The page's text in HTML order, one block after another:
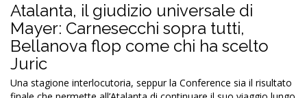
Atalanta, il giudizio universale di
Mayer: Carnesecchi sopra tutti,
Bellanova flop come chi ha scelto
Juric
Una stagione interlocutoria, seppur la Conference sia il risultato